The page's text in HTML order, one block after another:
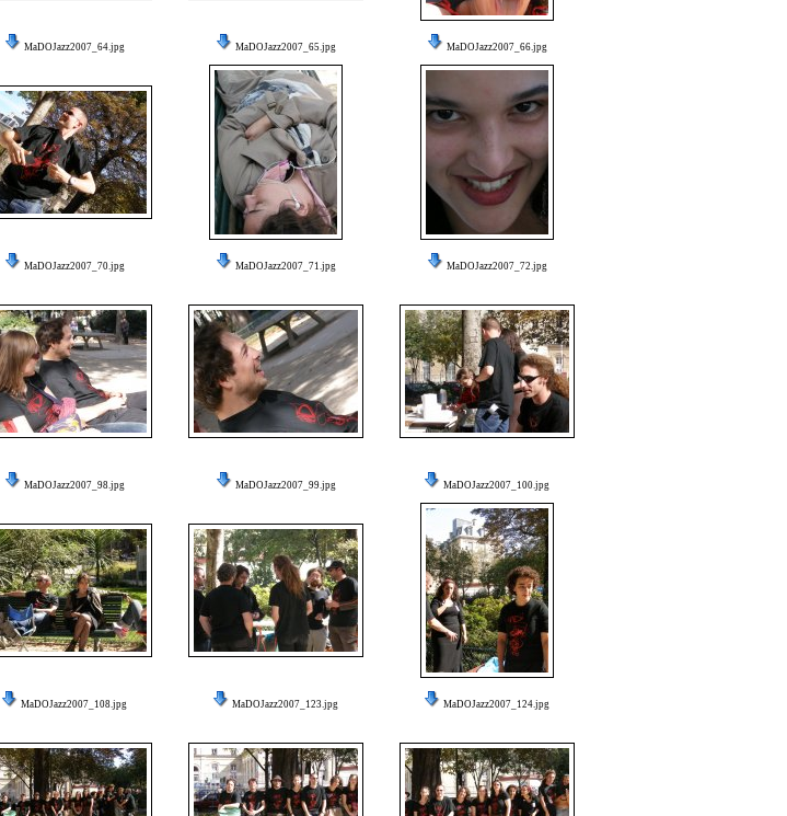
MaDOJazz2007_64.jpg MaDOJazz2007_65.jpg MaDOJazz2007_66.jpg
MaDOJazz2007_70.jpg MaDOJazz2007_71.jpg MaDOJazz2007_72.jpg
MaDOJazz2007_98.jpg MaDOJazz2007_99.jpg MaDOJazz2007_100.jpg
MaDOJazz2007_108.jpg MaDOJazz2007_123.jpg MaDOJazz2007_124.jpg